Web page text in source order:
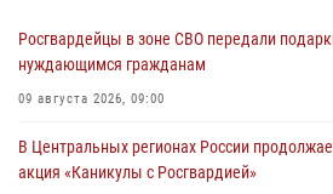
Росгвардейцы в зоне СВО передали
нуждающимся гражданам
09 августа 2026, 09:00
В Центральных регионах России
акция «Каникулы с Росгвардией»